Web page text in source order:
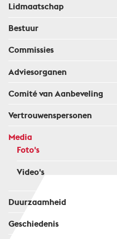
Lidmaatschap
Bestuur
Commissies
Adviesorganen
Comité van Aanbeveling
Vertrouwenspersonen
Media
Foto's
Video's
Duurzaamheid
Geschiedenis